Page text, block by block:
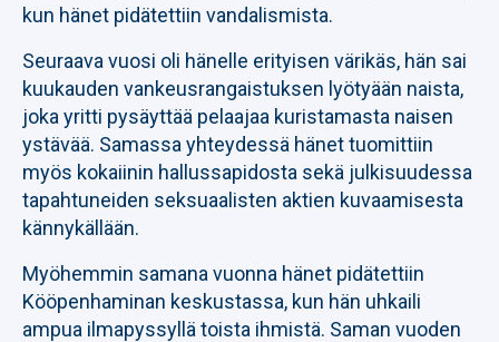
kun hänet pidätettiin vandalismista.
Seuraava vuosi oli hänelle erityisen värikäs, hän sai
kuukauden vankeusrangaistuksen lyötyään naista,
joka yritti pysäyttää pelaajaa kuristamasta naisen
ystävää. Samassa yhteydessä hänet tuomittiin
myös kokaiinin hallussapidosta sekä julkisuudessa
tapahtuneiden seksuaalisten aktien kuvaamisesta
kännykällään.
Myöhemmin samana vuonna hänet pidätettiin
Kööpenhaminan keskustassa, kun hän uhkaili
ampua ilmapyssyllä toista ihmistä. Saman vuoden